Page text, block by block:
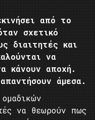
από το
σχετικό
διαιτητές και
να
κάνουν αποχή.
άμεσα.
να θεωρούν πως